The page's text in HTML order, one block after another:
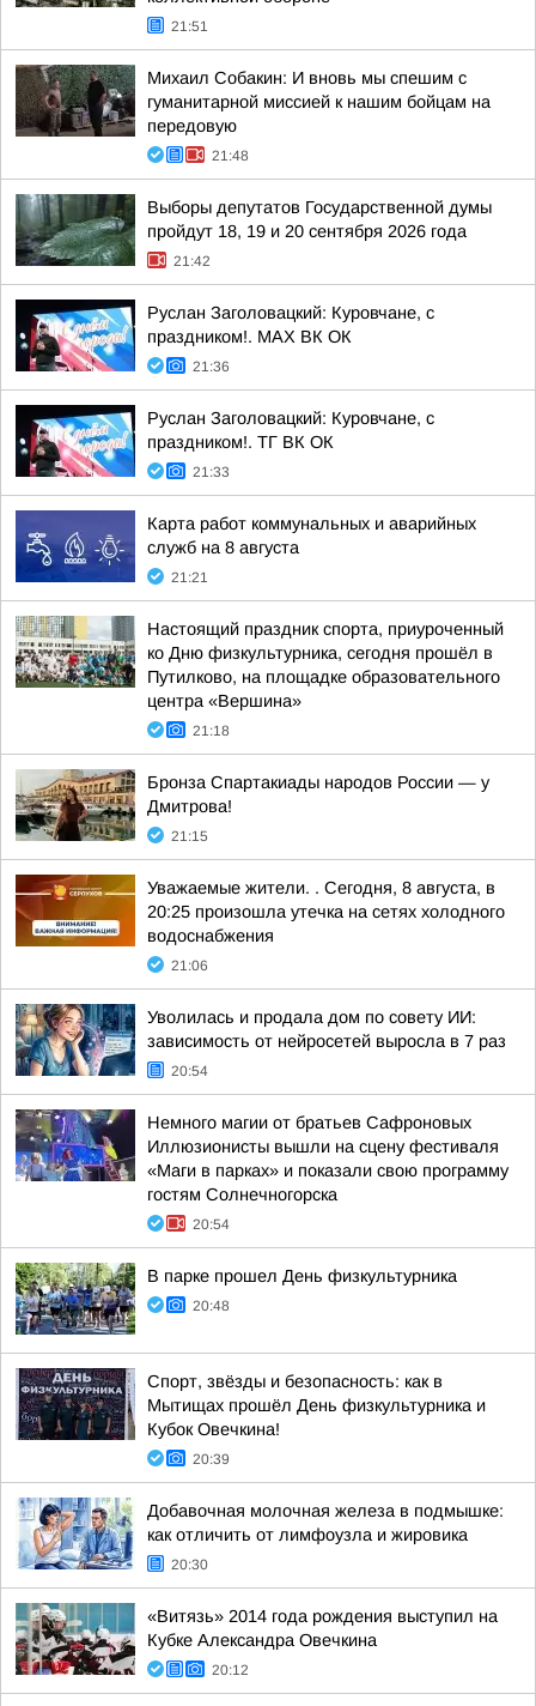
21:51
Михаил Собакин: И вновь мы спешим с
гуманитарной миссией к нашим бойцам на
передовую
21:48
Выборы депутатов Государственной думы
пройдут 18, 19 и 20 сентября 2026 года
21:42
Руслан Заголовацкий: Куровчане, с
праздником!. MAX ВК ОК
21:36
Руслан Заголовацкий: Куровчане, с
праздником!. ТГ ВК ОК
21:33
Карта работ коммунальных и аварийных
служб на 8 августа
21:21
Настоящий праздник спорта, приуроченный
ко Дню физкультурника, сегодня прошёл в
Путилково, на площадке образовательного
центра «Вершина»
21:18
Бронза Спартакиады народов России — у
Дмитрова!
21:15
Уважаемые жители. . Сегодня, 8 августа, в
20:25 произошла утечка на сетях холодного
водоснабжения
21:06
Уволилась и продала дом по совету ИИ:
зависимость от нейросетей выросла в 7 раз
20:54
Немного магии от братьев Сафроновых
Иллюзионисты вышли на сцену фестиваля
«Маги в парках» и показали свою программу
гостям Солнечногорска
20:54
В парке прошел День физкультурника
20:48
Спорт, звёзды и безопасность: как в
Мытищах прошёл День физкультурника и
Кубок Овечкина!
20:39
Добавочная молочная железа в подмышке:
как отличить от лимфоузла и жировика
20:30
«Витязь» 2014 года рождения выступил на
Кубке Александра Овечкина
20:12